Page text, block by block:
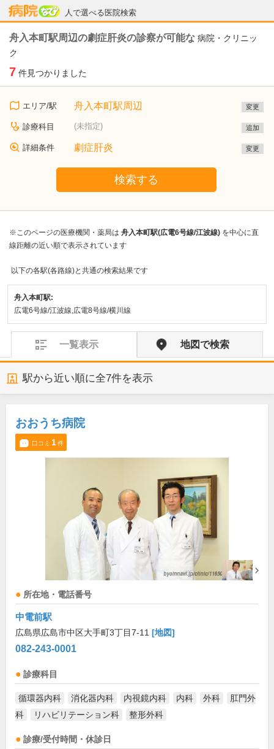
人で選べる医院検索
病院なび
舟入本町駅周辺の劇症肝炎の診察が可能な 病院・クリニッ
ク
7 件見つかりました
エリア/駅 舟入本町駅周辺 変更
診療科目 (未指定) 追加
詳細条件 劇症肝炎 変更
検索する
※このページの医療機関・薬局は 舟入本町駅(広電6号線/江波線) を中心に直
線距離の近い順で表示されています
以下の各駅(各路線)と共通の検索結果です
舟入本町駅:
広電6号線/江波線,広電8号線/横川線
一覧表示 地図で検索
駅から近い順に全7件を表示
おおうち病院
口コミ 1件
所在地・電話番号
中電前駅
広島県広島市中区大手町3丁目7-11 [地図]
082-243-0001
診療科目
循環器内科 消化器内科 内視鏡内科 内科 外科
肛門外
科
リハビリテーション科 整形外科
診療/受付時間・休診日